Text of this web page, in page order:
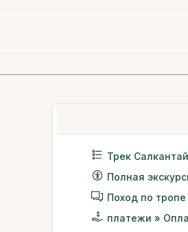
Трек
Полная
Поход по
платежи »